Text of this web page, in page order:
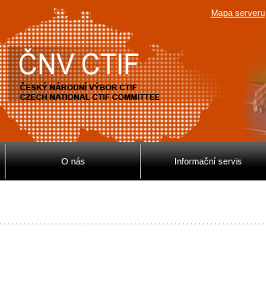
Mapa serveru
O nás Informační servis